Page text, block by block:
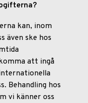
kan, inom
även ske hos
att ingå
Behandling hos
vi känner oss